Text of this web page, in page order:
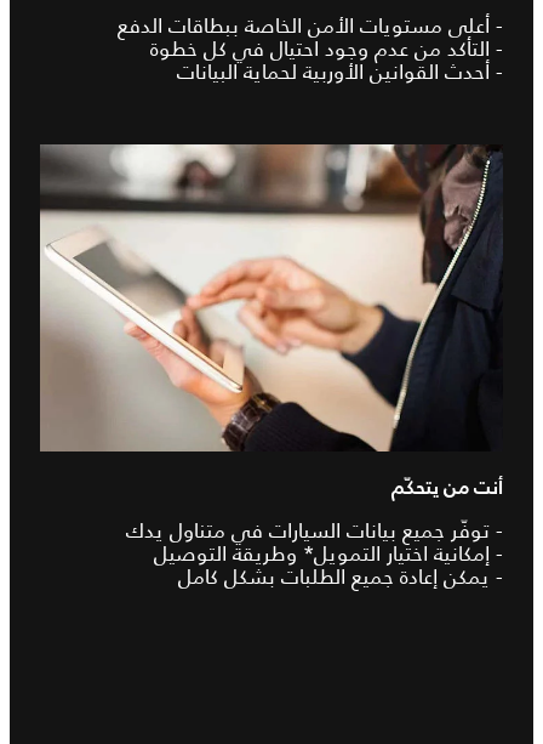
- أعلى مستويات الأمن الخاصة ببطاقات الدفع
- التأكد من عدم وجود احتيال في كل خطوة
- أحدث القوانين الأوربية لحماية البيانات
أنت من يتحكّم
- توفّر جميع بيانات السيارات في متناول يدك
- إمكانية اختيار التمويل* وطريقة التوصيل
- يمكن إعادة جميع الطلبات بشكل كامل